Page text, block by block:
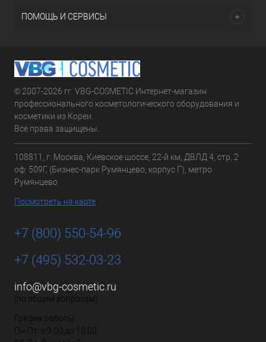
ПОМОЩЬ И СЕРВИСЫ
© 2007-2026 гг. VBG-COSMETIC Интернет-магазин
профессионального косметологического оборудования и
косметики из Кореи.
Все права защищены.
108811, г. Москва, Киевское шоссе, 22-й км, ДВЛД 4, стр. 2
оф: 509Г, (Бизнес-парк Румянцево, корпус Г), метро
Румянцево
Посмотреть на карте
+7 (800) 550-54-96
+7 (495) 532-03-23
info@vbg-cosmetic.ru
(по общим вопросам)
График работы
Пн-Пт: с 9:00 до 18:00